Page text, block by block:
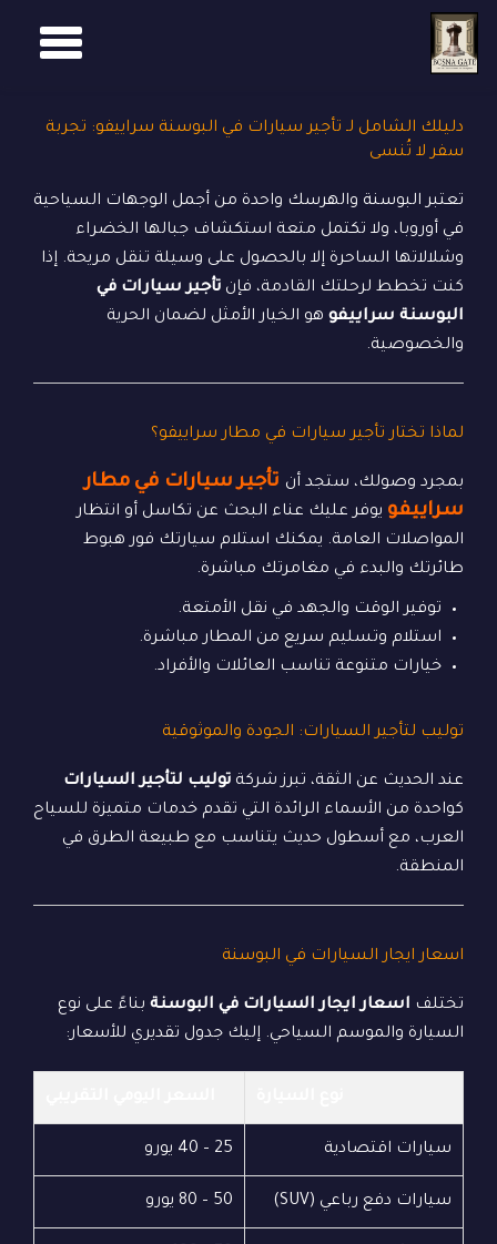
Skip
دليلك الشامل لـ تأجير سيارات في البوسنة سراييفو: تجربة
سفر لا تُنسى
تعتبر البوسنة والهرسك واحدة من أجمل الوجهات السياحية
في أوروبا، ولا تكتمل متعة استكشاف جبالها الخضراء
وشلالاتها الساحرة إلا بالحصول على وسيلة تنقل مريحة. إذا
كنت تخطط لرحلتك القادمة، فإن تأجير سيارات في
البوسنة سراييفو هو الخيار الأمثل لضمان الحرية
والخصوصية.
لماذا تختار تأجير سيارات في مطار سراييفو؟
بمجرد وصولك، ستجد أن تأجير سيارات في مطار
سراييفو يوفر عليك عناء البحث عن تكاسل أو انتظار
المواصلات العامة. يمكنك استلام سيارتك فور هبوط
طائرتك والبدء في مغامرتك مباشرة.
توفير الوقت والجهد في نقل الأمتعة.
استلام وتسليم سريع من المطار مباشرة.
خيارات متنوعة تناسب العائلات والأفراد.
توليب لتأجير السيارات: الجودة والموثوقية
عند الحديث عن الثقة، تبرز شركة توليب لتأجير السيارات
كواحدة من الأسماء الرائدة التي تقدم خدمات متميزة للسياح
العرب، مع أسطول حديث يتناسب مع طبيعة الطرق في
المنطقة.
اسعار ايجار السيارات في البوسنة
تختلف اسعار ايجار السيارات في البوسنة بناءً على نوع
السيارة والموسم السياحي. إليك جدول تقديري للأسعار:
سيارات اقتصادية 25 – 40 يورو
سيارات دفع رباعي (SUV) 50 – 80 يورو